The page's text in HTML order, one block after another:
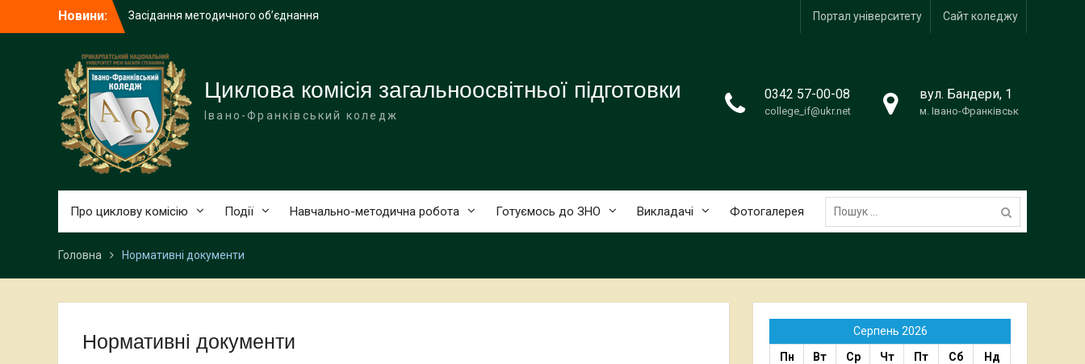
Новини:
Засідання методичного об’єднання
передвищої освіти
Вітаємо з Днем вишиванки!
Звіт роботи 2025-2026 н. р.
Портал університету Сайт коледжу
Циклова комісія загальноосвітньої підготовки
Івано-Франківський коледж
0342 57-00-08
college_if@ukr.net
вул. Бандери, 1
м. Івано-Франківськ
Про циклову комісію Події Навчально-методична робота Готуємось до ЗНО Викладачі Фотогалерея
Пошук:
Головна Нормативні документи
Нормативні документи
Серпень 2026
Пн
Вт Ср Чт Пт Сб
Нд